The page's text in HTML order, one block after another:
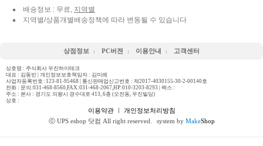
배송정보 : 무료, 지역별
지역별/상품개별배송정책에 따라 변동될 수 있습니다
상점정보 PC버젼 이용안내 고객센터
상호명 : 주식회사 우진하이테크
대표 : 김동빈 | 개인정보보호책임자 : 김미례
사업자등록번호 :123-81-95468 | 통신판매업신고번호 : 제2017-4030155-30-2-00140호
전화 : 문의:031-468-8560,FAX:031-468-2067,HP:010-3203-8293 | 팩스 :
주소 : 본사 : 경기도 의왕시 경수대로 413, 6층 (오전동, 우진빌딩)
상호 :
이용약관ㅣ 개인정보처리방침
ⓒ UPS eshop 닷컴 All right reserved.
system by MakeShop